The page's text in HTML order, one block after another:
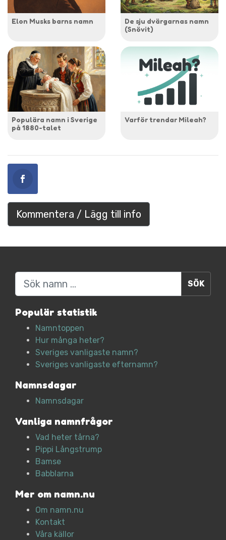
Elon Musks barns namn
De sju dvärgarnas namn
(Snövit)
Populära namn i Sverige
på 1880-talet
Varför trendar Mileah?
Kommentera / Lägg till info
Sök
Populär statistik
Namntoppen
Hur många heter?
Sveriges vanligaste namn?
Sveriges vanligaste efternamn?
Namnsdagar
Namnsdagar
Vanliga namnfrågor
Vad heter tårna?
Pippi Långstrump
Bamse
Babblarna
Mer om namn.nu
Om namn.nu
Kontakt
Våra källor